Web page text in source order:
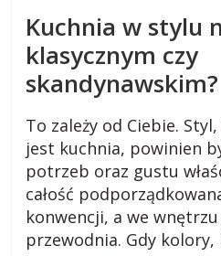
w
e
Kuchnia w stylu
klasycznym czy
skandynawskim?
To zależy od Ciebie.
jest kuchnia, powinien
potrzeb oraz gustu
całość
konwencji, a we
przewodnia. Gdy kolory,